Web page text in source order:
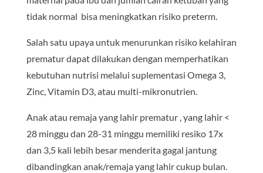
tidak normal bisa meningkatkan risiko preterm.
Salah satu upaya untuk menurunkan risiko kelahiran
prematur dapat dilakukan dengan memperhatikan
kebutuhan nutrisi melalui suplementasi Omega 3,
Zinc, Vitamin D3, atau multi-mikronutrien.
Anak atau remaja yang lahir prematur , yang lahir <
28 minggu dan 28-31 minggu memiliki resiko 17x
dan 3,5 kali lebih besar menderita gagal jantung
dibandingkan anak/remaja yang lahir cukup bulan.